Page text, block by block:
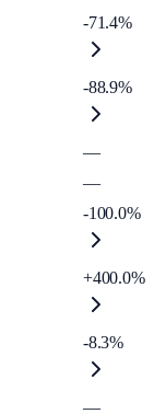
-71.4%
-88.9%
—
—
-100.0%
+400.0%
-8.3%
—